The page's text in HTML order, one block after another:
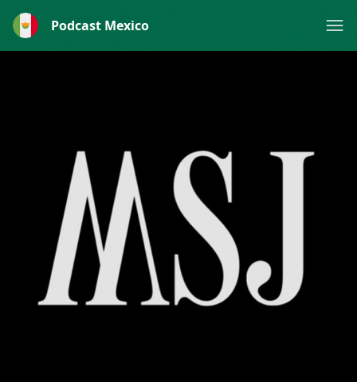
Podcast Mexico